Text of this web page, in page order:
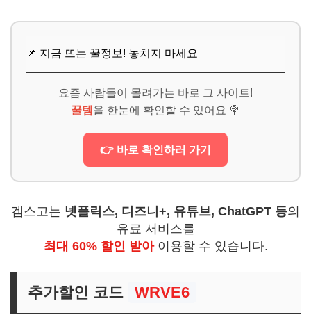
📌 지금 뜨는 꿀정보! 놓치지 마세요
요즘 사람들이 몰려가는 바로 그 사이트!
꿀템 을 한눈에 확인할 수 있어요 🍭
👉 바로 확인하러 가기
겜스고는 넷플릭스, 디즈니+, 유튜브, ChatGPT 등의
유료 서비스를
최대 60% 할인 받아이용할 수 있습니다.
추가할인 코드 WRVE6